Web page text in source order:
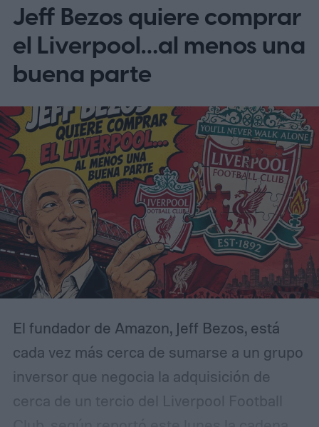
Jeff Bezos quiere comprar
el Liverpool…al menos una
buena parte
El fundador de Amazon, Jeff Bezos, está
cada vez más cerca de sumarse a un grupo
inversor que negocia la adquisición de
cerca de un tercio del Liverpool Football